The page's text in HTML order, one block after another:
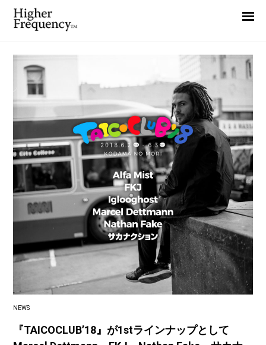
NEWS
『TAICOCLUB’18』が1stラインナップとして
Highlight
Report